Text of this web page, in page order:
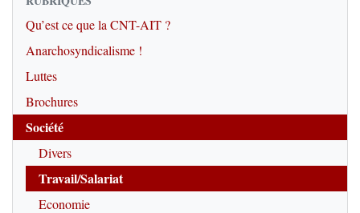
Qu’est ce que la CNT-AIT ?
Anarchosyndicalisme !
Luttes
Brochures
Société
Divers
Travail/Salariat
Economie